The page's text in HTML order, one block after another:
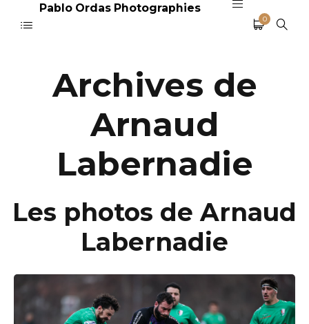
Pablo Ordas Photographies
0
Archives de
Arnaud
Labernadie
Les photos de Arnaud
Labernadie